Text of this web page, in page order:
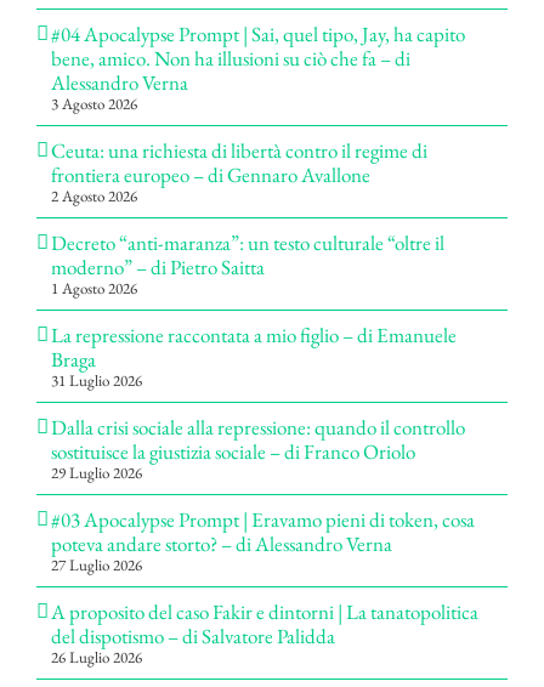
#04 Apocalypse Prompt | Sai, quel tipo, Jay, ha capito
bene, amico. Non ha illusioni su ciò che fa – di
Alessandro Verna
3 Agosto 2026
Ceuta: una richiesta di libertà contro il regime di
frontiera europeo – di Gennaro Avallone
2 Agosto 2026
Decreto “anti-maranza”: un testo culturale “oltre il
moderno” – di Pietro Saitta
1 Agosto 2026
La repressione raccontata a mio figlio – di Emanuele
Braga
31 Luglio 2026
Dalla crisi sociale alla repressione: quando il controllo
sostituisce la giustizia sociale – di Franco Oriolo
29 Luglio 2026
#03 Apocalypse Prompt | Eravamo pieni di token, cosa
poteva andare storto? – di Alessandro Verna
27 Luglio 2026
A proposito del caso Fakir e dintorni | La tanatopolitica
del dispotismo – di Salvatore Palidda
26 Luglio 2026